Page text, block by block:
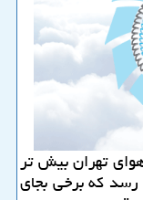
تهران بیش تر
كه برخی بجای